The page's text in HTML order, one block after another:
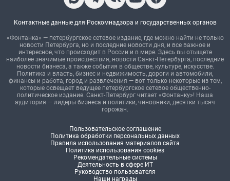
Контактные данные для Роскомнадзора и государственных органов
«Фонтанка» — петербургское сетевое издание, где можно найти не только
новости Петербурга, но и последние новости дня, и все важное и
интересное, что происходит в России и в мире. Здесь вы отыщете
наиболее значимые происшествия, новости Санкт-Петербурга, последние
новости бизнеса, а также события в обществе, культуре, искусстве.
Политика и власть, бизнес и недвижимость, дороги и автомобили,
финансы и работа, город и развлечения — вот только некоторые из тем,
которые освещает ведущее петербургское сетевое общественно-
политическое издание. Санкт-Петербург читает «Фонтанку»! Наша
аудитория — лидеры бизнеса и политики, чиновники, десятки тысяч
горожан.
Пользовательское соглашение
Политика обработки персональных данных
Правила использования материалов сайта
Политика использования cookies
Рекомендательные системы
Деятельность в сфере ИТ
Руководство пользователя
Наши награды